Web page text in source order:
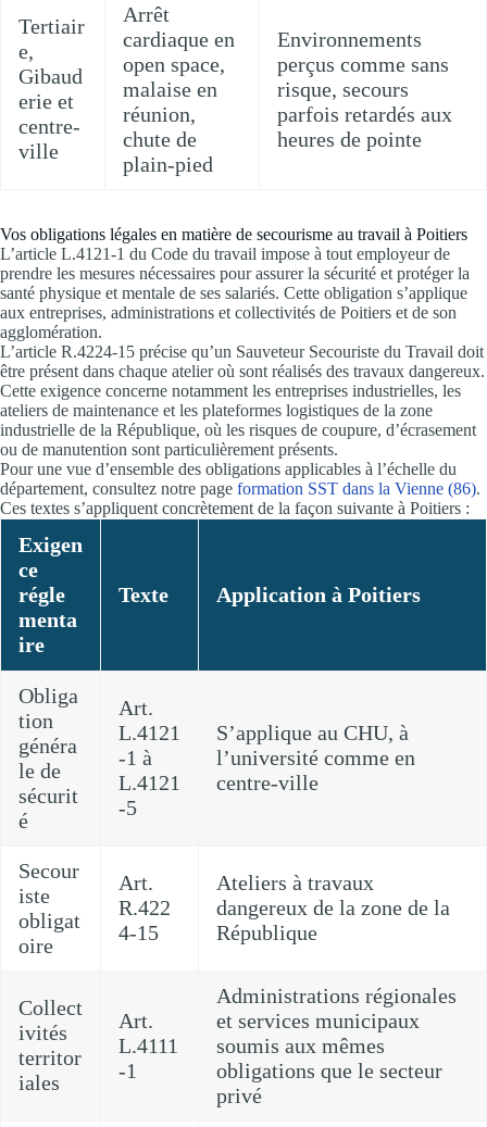
Tertiair
e,
Gibaud
erie et
centre-
ville
Arrêt
cardiaque en
open space,
malaise en
réunion,
chute de
plain-pied
Environnements
perçus comme sans
risque, secours
parfois retardés aux
heures de pointe
Vos obligations légales en matière de secourisme au travail à Poitiers
L’article L.4121-1 du Code du travail impose à tout employeur de
prendre les mesures nécessaires pour assurer la sécurité et protéger la
santé physique et mentale de ses salariés. Cette obligation s’applique
aux entreprises, administrations et collectivités de Poitiers et de son
agglomération.
L’article R.4224-15 précise qu’un Sauveteur Secouriste du Travail doit
être présent dans chaque atelier où sont réalisés des travaux dangereux.
Cette exigence concerne notamment les entreprises industrielles, les
ateliers de maintenance et les plateformes logistiques de la zone
industrielle de la République, où les risques de coupure, d’écrasement
ou de manutention sont particulièrement présents.
Pour une vue d’ensemble des obligations applicables à l’échelle du
département, consultez notre page formation SST dans la Vienne (86).
Ces textes s’appliquent concrètement de la façon suivante à Poitiers :
Exigen
ce
régle
menta
ire
Texte Application à Poitiers
Obliga
tion
généra
le de
sécurit
é
Art.
L.4121
-1 à
L.4121
-5
S’applique au CHU, à
l’université comme en
centre-ville
Secour
iste
obligat
oire
Art.
R.422
4-15
Ateliers à travaux
dangereux de la zone de la
République
Collect
ivités
territor
iales
Art.
L.4111
-1
Administrations régionales
et services municipaux
soumis aux mêmes
obligations que le secteur
privé